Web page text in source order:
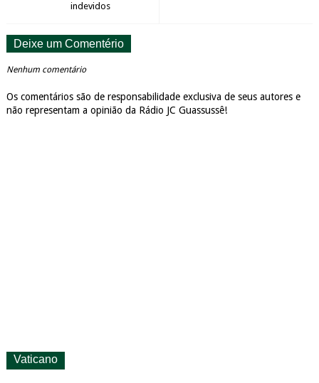
indevidos
Deixe um Comentério
Nenhum comentário
Os comentários são de responsabilidade exclusiva de seus autores e
não representam a opinião da Rádio JC Guassussê!
Vaticano